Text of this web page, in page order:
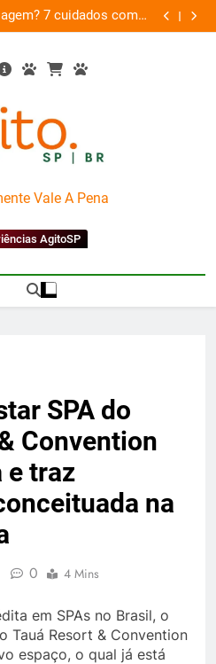
7 cuidados com o
novo membro da família
Vale A Pena
AgitoSP
SPA do
Convention
e traz
na
0 4 Mins
em SPAs no Brasil, o
Tauá Resort & Convention
espaço, o qual já está